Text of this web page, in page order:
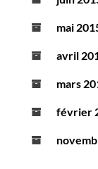
mai
avril
mars
février